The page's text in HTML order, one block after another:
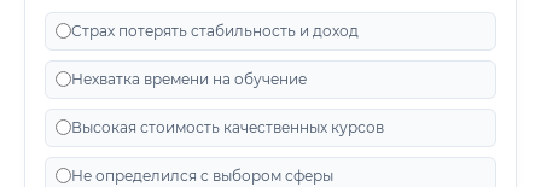
Страх потерять стабильность и доход
Нехватка времени на обучение
Высокая стоимость качественных курсов
Не определился с выбором сферы